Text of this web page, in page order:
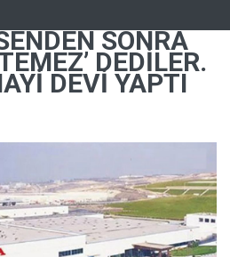
SONRA
DEDILER.
DEVI YAPTI